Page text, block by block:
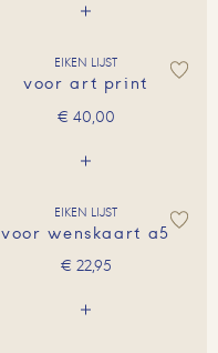
EIKEN LIJST
voor art print
€ 40,00
EIKEN LIJST
voor wenskaart a5
€ 22,95